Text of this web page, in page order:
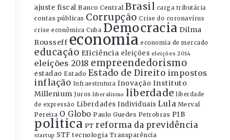
ajuste fiscal Banco Central Brasil carga tributária
contas públicas Corrupção Crise do coronavírus
crise econômica Cuba Democracia Dilma
Rousseff economia economia de mercado
educação Eficiência eleições eleições 2014
eleições 2018 empreendedorismo
estadao Estado Estado de Direito impostos
inflação Infraestrutura Inovação Instituto
Millenium Juros liberalismo liberdade liberdade
de expressão Liberdades Individuais Lula Merval
Pereira O Globo Paulo Guedes Petrobras PIB
politica PT reforma da previdência
startup STF tecnologia Transparência